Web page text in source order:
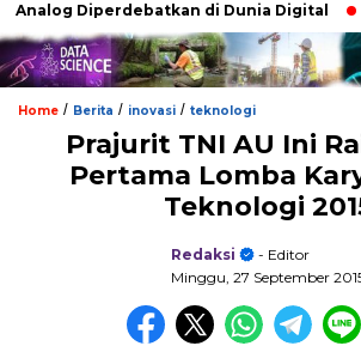
Diperdebatkan di Dunia Digital
Home / Berita / inovasi / teknologi
Prajurit TNI AU Ini
Pertama Lomba
Teknologi
Redaksi
- Editor
Minggu, 27 September